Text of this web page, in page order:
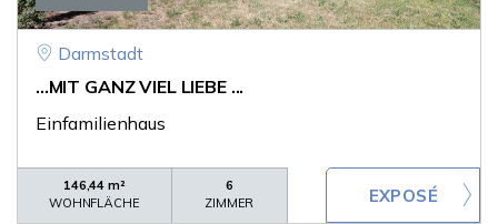
Darmstadt
...MIT GANZ VIEL LIEBE ...
Einfamilienhaus
146,44 m²
WOHNFLÄCHE
6
ZIMMER